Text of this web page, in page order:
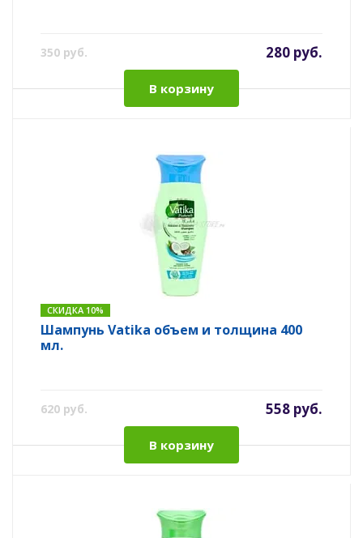
350 руб. 280 руб.
В корзину
СКИДКА 10%
Шампунь Vatika объем и толщина 400
мл.
620 руб. 558 руб.
В корзину